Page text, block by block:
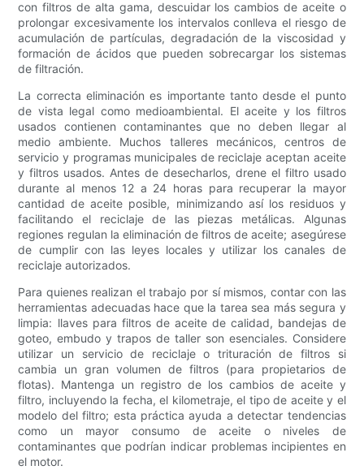
con filtros de alta gama, descuidar los cambios de aceite o
prolongar excesivamente los intervalos conlleva el riesgo de
acumulación de partículas, degradación de la viscosidad y
formación de ácidos que pueden sobrecargar los sistemas
de filtración.
La correcta eliminación es importante tanto desde el punto
de vista legal como medioambiental. El aceite y los filtros
usados ​​contienen contaminantes que no deben llegar al
medio ambiente. Muchos talleres mecánicos, centros de
servicio y programas municipales de reciclaje aceptan aceite
y filtros usados. Antes de desecharlos, drene el filtro usado
durante al menos 12 a 24 horas para recuperar la mayor
cantidad de aceite posible, minimizando así los residuos y
facilitando el reciclaje de las piezas metálicas. Algunas
regiones regulan la eliminación de filtros de aceite; asegúrese
de cumplir con las leyes locales y utilizar los canales de
reciclaje autorizados.
Para quienes realizan el trabajo por sí mismos, contar con las
herramientas adecuadas hace que la tarea sea más segura y
limpia: llaves para filtros de aceite de calidad, bandejas de
goteo, embudo y trapos de taller son esenciales. Considere
utilizar un servicio de reciclaje o trituración de filtros si
cambia un gran volumen de filtros (para propietarios de
flotas). Mantenga un registro de los cambios de aceite y
filtro, incluyendo la fecha, el kilometraje, el tipo de aceite y el
modelo del filtro; esta práctica ayuda a detectar tendencias
como un mayor consumo de aceite o niveles de
contaminantes que podrían indicar problemas incipientes en
el motor.